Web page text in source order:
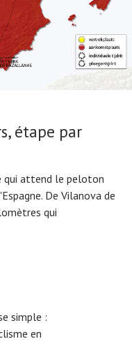
étape par
qui attend le peloton
De Vilanova de
qui
simple :
en